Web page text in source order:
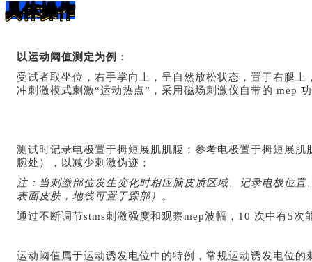
具体操作
以运动阈值测定为例
：
受试者取坐位，右手掌向上，呈自然放松状态，置于右腿
冲刺激模式刺激“运动热点”，采用磁场刺激仪自带的 mep
测试时记录电极置于拇短展肌肌腹；参考电极置于拇短展
腕处），以减少刺激伪迹；
注：当刺激部位发生变化时相应脑皮质区域、记录电极位
表面皮肤，地线可置于踝部）。
通过不断调节stms刺激强度和观察mep波幅，10 次中有5次
运动阈值属于运动诱发电位中的特例，常规运动诱发电位